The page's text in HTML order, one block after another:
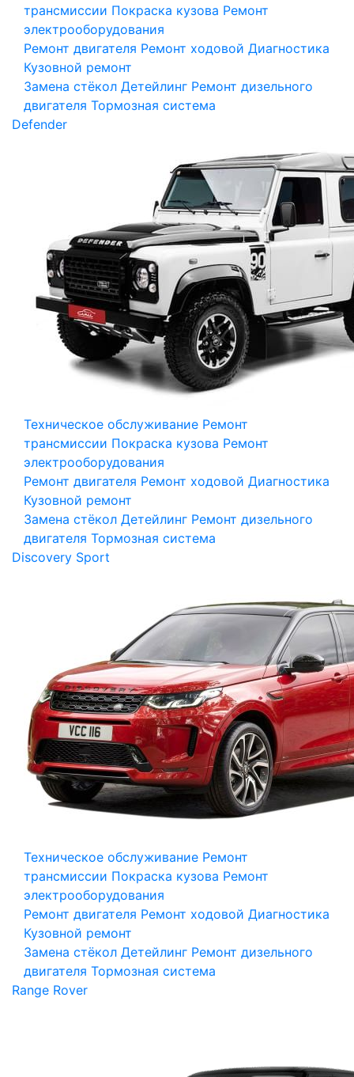
трансмиссии Покраска кузова Ремонт
электрооборудования
Ремонт двигателя Ремонт ходовой Диагностика
Кузовной ремонт
Замена стёкол Детейлинг Ремонт дизельного
двигателя Тормозная система
Defender
Техническое обслуживание Ремонт
трансмиссии Покраска кузова Ремонт
электрооборудования
Ремонт двигателя Ремонт ходовой Диагностика
Кузовной ремонт
Замена стёкол Детейлинг Ремонт дизельного
двигателя Тормозная система
Discovery Sport
Техническое обслуживание Ремонт
трансмиссии Покраска кузова Ремонт
электрооборудования
Ремонт двигателя Ремонт ходовой Диагностика
Кузовной ремонт
Замена стёкол Детейлинг Ремонт дизельного
двигателя Тормозная система
Range Rover